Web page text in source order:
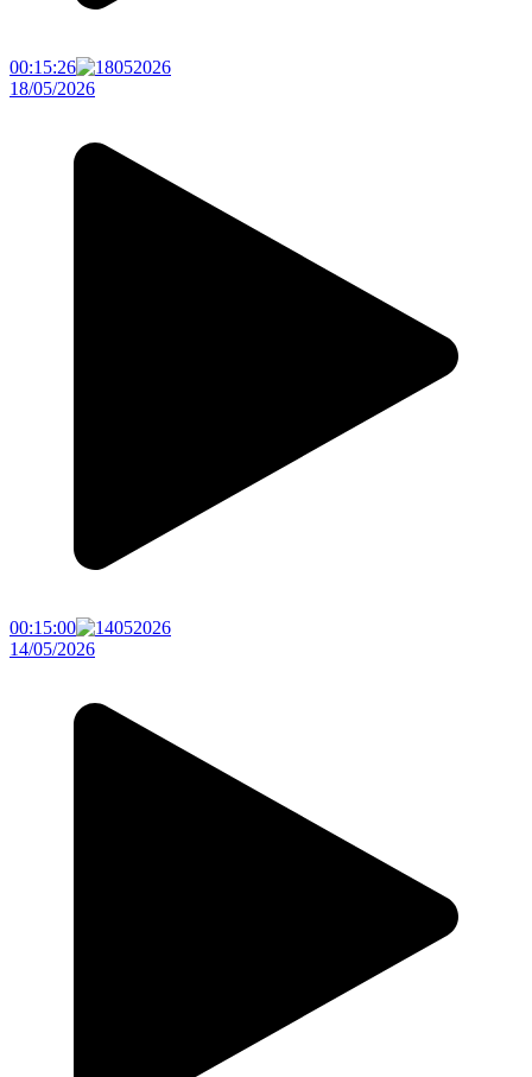
00:15:26
18/05/2026
00:15:00
14/05/2026